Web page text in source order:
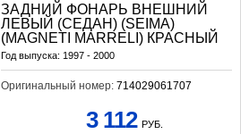
ЗАДНИЙ ФОНАРЬ ВНЕШНИЙ
ЛЕВЫЙ (СЕДАН) (SEIMA)
(MAGNETI MARRELI) КРАСНЫЙ
Год выпуска: 1997 - 2000
Оригинальный номер: 714029061707
3 112 РУБ.